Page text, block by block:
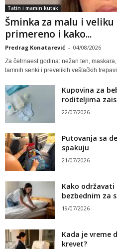
Tatin i mamin kutak
Šminka za malu i
primereno i kako...
Predrag Konatarević - 04/08/2026
Za četrnaest godina: nežan ten,
tamnih senki i prevelikih veštačkih
Kupovina za
roditeljima
22/07/2026
Putovanja sa
spakuju
21/07/2026
Kako održavati
bezbednim za
19/07/2026
Kada je vreme
krevet?